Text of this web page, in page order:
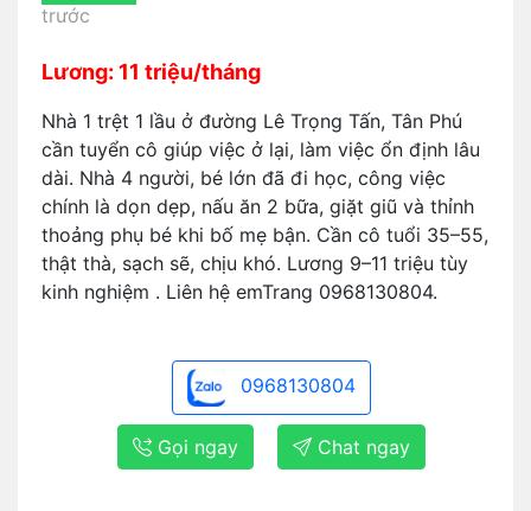
trước
Lương: 11 triệu/tháng
Nhà 1 trệt 1 lầu ở đường Lê Trọng Tấn, Tân Phú
cần tuyển cô giúp việc ở lại, làm việc ổn định lâu
dài. Nhà 4 người, bé lớn đã đi học, công việc
chính là dọn dẹp, nấu ăn 2 bữa, giặt giũ và thỉnh
thoảng phụ bé khi bố mẹ bận. Cần cô tuổi 35–55,
thật thà, sạch sẽ, chịu khó. Lương 9–11 triệu tùy
kinh nghiệm . Liên hệ emTrang 0968130804.
0968130804
Gọi ngay Chat ngay